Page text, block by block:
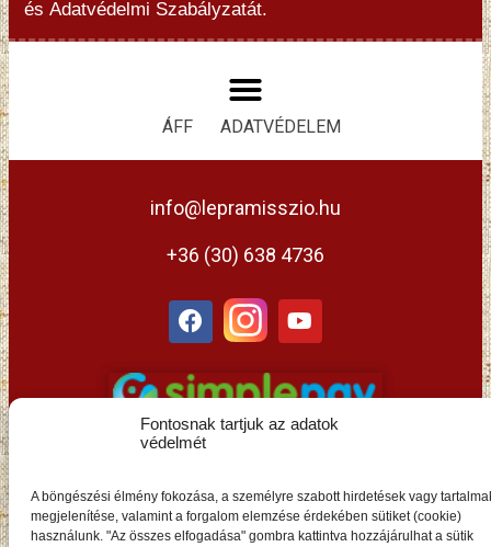
Fontosnak tartjuk az adatok
védelmét
A böngészési élmény fokozása, a személyre szabott hirdetések vagy
megjelenítése, valamint a forgalom elemzése érdekében sütiket (cookie)
használunk. "Az összes elfogadása" gombra kattintva hozzájárulhat a sütik
és Adatvédelmi Szabályzatát.
ÁFF ADATVÉDELEM
info@lepramisszio.hu
+36 (30) 638 4736